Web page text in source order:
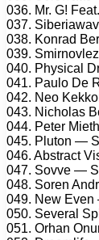
036. Mr. G!
037.
038. Konrad
039.
040. Physical
041. Paulo De
042. Neo
043. Nicholas
044. Peter
045. Pluton —
046. Abstract
047. Sovve —
048. Soren
049. New
050. Several
051. Orhan